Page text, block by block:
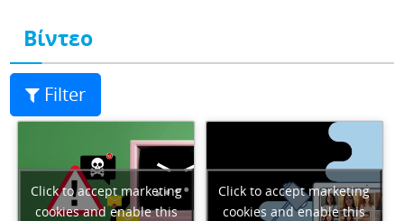
Βίντεο
Filter
Click to accept marketing
cookies and enable this
Click to accept marketing
cookies and enable this